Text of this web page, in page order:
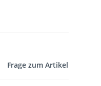
Frage zum Artikel